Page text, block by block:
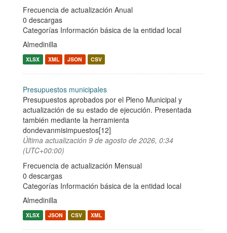
Frecuencia de actualización Anual
0 descargas
Categorías Información básica de la entidad local
Almedinilla
XLSX XML JSON CSV
Presupuestos municipales
Presupuestos aprobados por el Pleno Municipal y
actualización de su estado de ejecución. Presentada
también mediante la herramienta
dondevanmisimpuestos[12]
Última actualización 9 de agosto de 2026, 0:34
(UTC+00:00)
Frecuencia de actualización Mensual
0 descargas
Categorías Información básica de la entidad local
Almedinilla
XLSX JSON CSV XML